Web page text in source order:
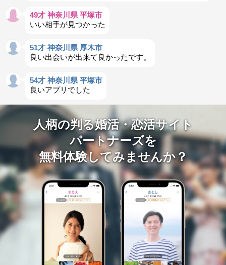
49才 神奈川県 平塚市
いい相手が見つかった
51才 神奈川県 厚木市
良い出会いが出来て良かったです。
54才 神奈川県 平塚市
良いアプリでした
人柄の判る婚活・恋活サイト
パートナーズを
無料体験してみませんか？